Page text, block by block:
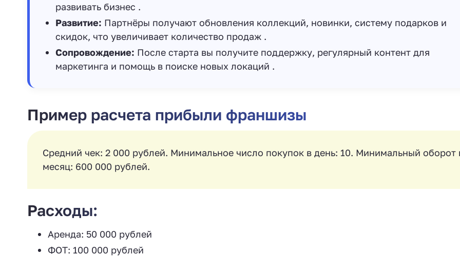
развивать бизнес .
Развитие: Партнёры получают обновления коллекций, новинки, систему подарков и
скидок, что увеличивает количество продаж .
Сопровождение: После старта вы получите поддержку, регулярный контент для
маркетинга и помощь в поиске новых локаций .
Пример расчета прибыли франшизы
Средний чек: 2 000 рублей. Минимальное число покупок в день: 10. Минимальный оборот
месяц: 600 000 рублей.
Расходы:
Аренда: 50 000 рублей
ФОТ: 100 000 рублей